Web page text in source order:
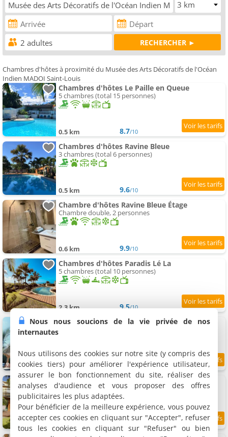
Chambres d'hôtes à proximité du Musée des Arts Décoratifs de l'Océan
Indien MADOI Saint-Louis
Chambres d'hôtes Le Paille en Queue
5 chambres (total 15 personnes)
0.5 km 8.7/10
Chambres d'hôtes Ravine Bleue
3 chambres (total 6 personnes)
0.5 km 9.6/10
Chambre d'hôtes Ravine Bleue Étage
Chambre double, 2 personnes
0.6 km 9.9/10
Chambres d'hôtes Paradis Lé La
5 chambres (total 10 personnes)
2.3 km 9.5/10
Chambres d'hôtes Chez Chouchou
2.6 km 7.9/10
Chambre d'hôtes Biotiful
2 chambres (total 5 personnes)
2.8 km
Nous nous soucions de la vie privée de nos
internautes
Nous utilisons des cookies sur notre site (y compris des
cookies tiers) pour améliorer l'expérience utilisateur,
assurer le bon fonctionnement du site, réaliser des
analyses d'audience et vous proposer des offres
publicitaires les plus adaptées.
Pour bénéficier de la meilleure expérience, vous pouvez
accepter ces cookies en cliquant sur "Accepter", refuser
tous les cookies en cliquant sur "Refuser" ou bien